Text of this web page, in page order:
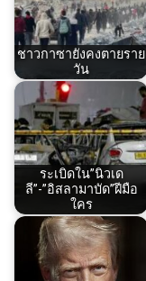
ชาวกาซายังคงตายราย
วัน
ระเบิดใน”นิวเด
ลี”-”อิสลามาบัด”ฝีมือ
ใคร